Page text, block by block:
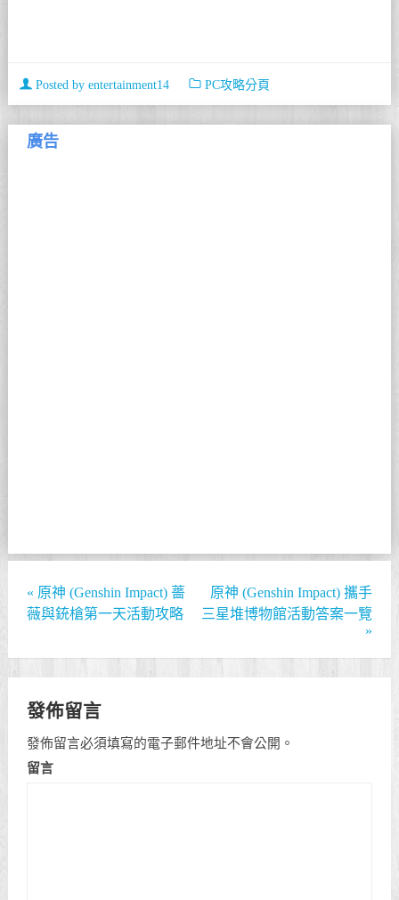
Posted by entertainment14 PC攻略分頁
廣告
« 原神 (Genshin Impact) 薔
薇與銃槍第一天活動攻略
原神 (Genshin Impact) 攜手
三星堆博物館活動答案一覽
»
發佈留言
發佈留言必須填寫的電子郵件地址不會公開。
留言